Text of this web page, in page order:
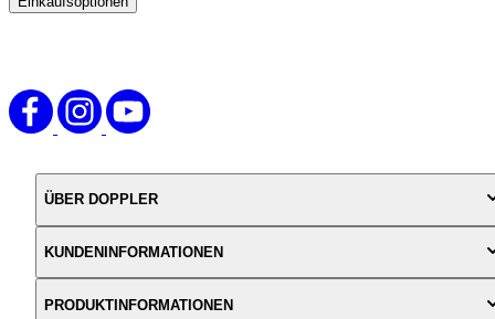
ÜBER DOPPLER
KUNDENINFORMATIONEN
PRODUKTINFORMATIONEN